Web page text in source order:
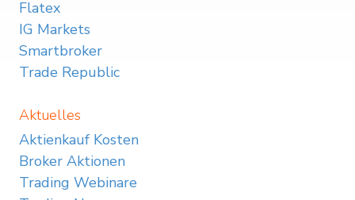
Flatex
IG Markets
Smartbroker
Trade Republic
Aktuelles
Aktienkauf Kosten
Broker Aktionen
Trading Webinare